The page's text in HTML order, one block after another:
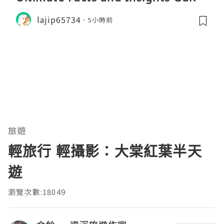
lajip65734 5小時前
旅遊
輕旅行 輕攝影：大棠紅葉半天
遊
瀏覽次數:18049